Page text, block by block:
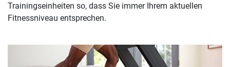
Trainingseinheiten so, dass Sie immer Ihrem aktuellen
Fitnessniveau entsprechen.